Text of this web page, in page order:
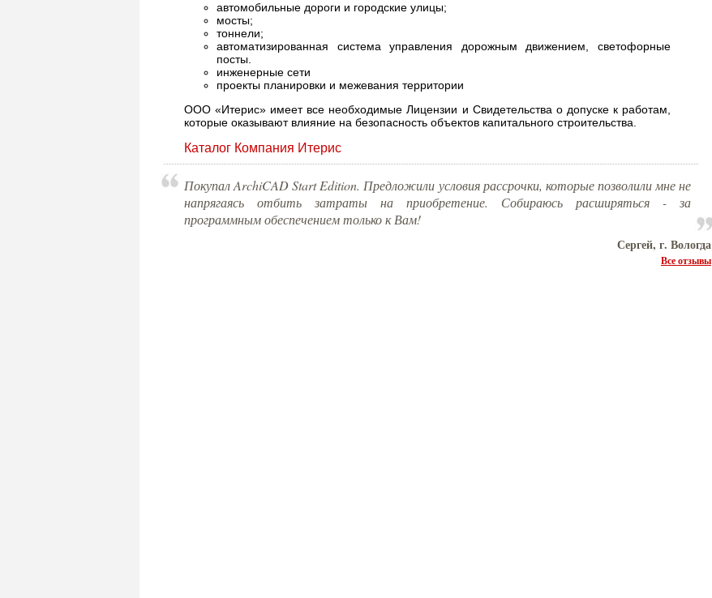
автомобильные дороги и городские улицы;
мосты;
тоннели;
автоматизированная система управления дорожным движением, светофорные
посты.
инженерные сети
проекты планировки и межевания территории
ООО «Итерис» имеет все необходимые Лицензии и Свидетельства о допуске к работам,
которые оказывают влияние на безопасность объектов капитального строительства.
Каталог Компания Итерис
Покупал ArchiCAD Start Edition. Предложили условия рассрочки, которые позволили мне не
напрягаясь отбить затраты на приобретение. Собираюсь расширяться - за
программным обеспечением только к Вам!
Сергей, г. Вологда
Все отзывы